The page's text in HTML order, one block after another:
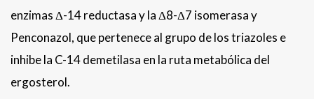
enzimas Δ-14 reductasa y la Δ8-Δ7 isomerasa y
Penconazol, que pertenece al grupo de los triazoles e
inhibe la C-14 demetilasa en la ruta metabólica del
ergosterol.